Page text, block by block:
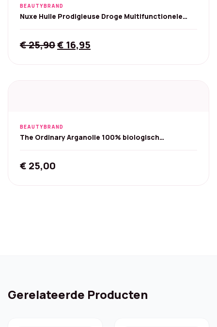
BEAUTYBRAND
Nuxe Huile Prodigieuse Droge Multifunctionele
€25,90Original
€ 25,90.
€ 16,95
€ 16,95.
BEAUTYBRAND
The Ordinary Arganolie 100% biologisch
€ 25,00
Gerelateerde Producten